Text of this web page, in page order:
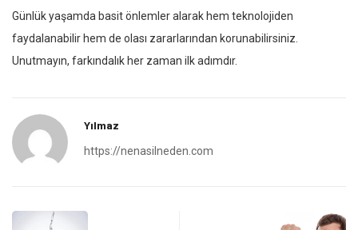
Günlük yaşamda basit önlemler alarak hem teknolojiden
faydalanabilir hem de olası zararlarından korunabilirsiniz.
Unutmayın, farkındalık her zaman ilk adımdır.
Yılmaz
https://nenasilneden.com